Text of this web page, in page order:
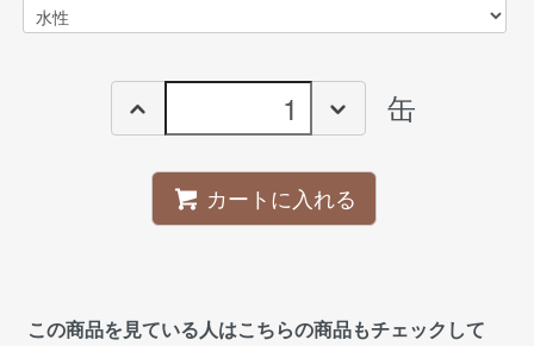
缶
カートに入れる
この商品を見ている人はこちらの商品もチェックして